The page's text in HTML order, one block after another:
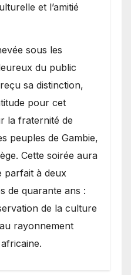
et l’amitié
sous les
du public
sa distinction,
pour cet
la fraternité de
peuples de Gambie,
Cette soirée aura
parfait à deux
de quarante ans :
de la culture
rayonnement